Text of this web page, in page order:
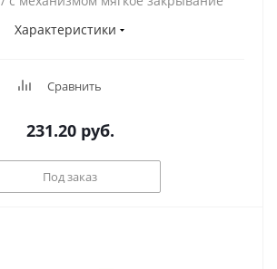
Характеристики
Сравнить
231.20 руб.
Под заказ